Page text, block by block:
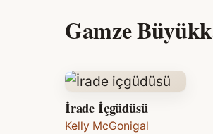
Gamze
İrade İçgüdüsü
Kelly McGonigal